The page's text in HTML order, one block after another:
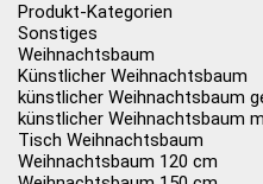
Produkt-Kategorien
Sonstiges
Weihnachtsbaum
Künstlicher Weihnachtsbaum
künstlicher Weihnachtsbaum
künstlicher Weihnachtsbaum
Tisch Weihnachtsbaum
Weihnachtsbaum 120 cm